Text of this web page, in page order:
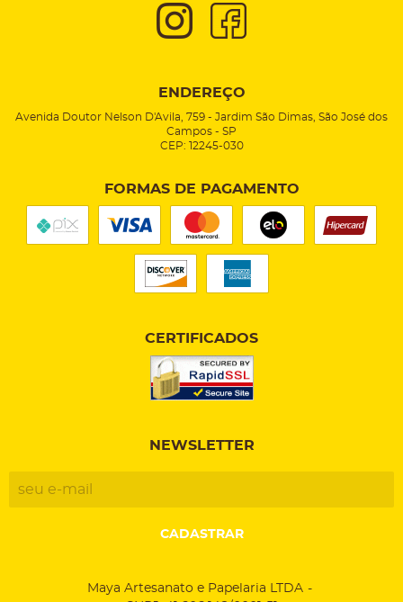
ENDEREÇO
Avenida Doutor Nelson D'Avila, 759 - Jardim São Dimas, São José dos
Campos - SP
CEP: 12245-030
FORMAS DE PAGAMENTO
CERTIFICADOS
NEWSLETTER
CADASTRAR
Maya Artesanato e Papelaria LTDA